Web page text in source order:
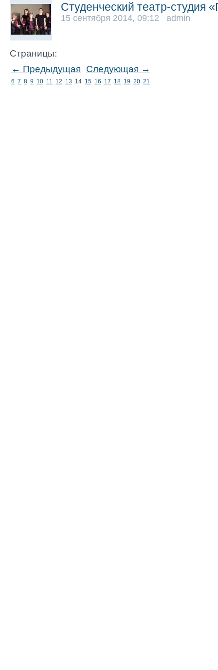
Студенческий театр-студия
15 сентября 2014, 09:12 admin
Страницы:
← Предыдущая Следующая →
6 7 8 9 10 11 12 13 14 15 16 17 18 19 20 21